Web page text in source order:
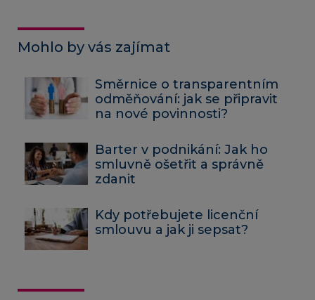
Mohlo by vás zajímat
Směrnice o transparentním
odměňování: jak se připravit
na nové povinnosti?
Barter v podnikání: Jak ho
smluvně ošetřit a správně
zdanit
Kdy potřebujete licenční
smlouvu a jak ji sepsat?